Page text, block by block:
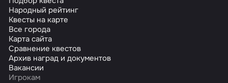
Народный рейтинг
Квесты на карте
Все города
Карта сайта
Сравнение квестов
Архив наград и документов
Вакансии
Игрокам